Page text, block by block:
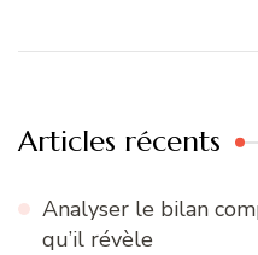
Articles récents
Analyser le bilan
qu’il révèle